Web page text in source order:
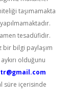
taşımamakta
tesadüfidir.
bir bilgi paylaşım
olduğunu
süre içerisinde